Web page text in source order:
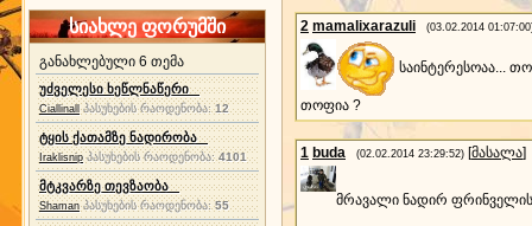
სიახლე ფორუმში
განახლებული 6 თემა
უძველესი ხეწლნაწერი
Ciallinall პასუხების რაოდენობა:12
ტყის ქათამზე ნადირობა
Iraklisnip პასუხების რაოდენობა: 4101
მტკვარზე თევზაობა
Shaman პასუხების რაოდენობა:55
2 mamalixarazuli (03.02.2014
საინტერესოაა...
თოფია ?
1 buda (02.02.2014 23:29:52) [მასალა]
მრავალი ნადირ